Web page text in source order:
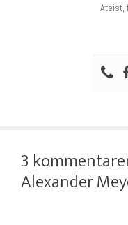
Ateist,
3
Alexander